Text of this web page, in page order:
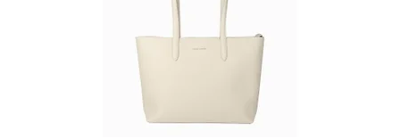
David Jones Paris
2 roky